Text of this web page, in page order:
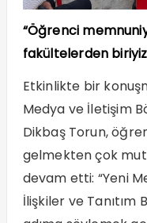
“Öğrenci
fakültelerden
Etkinlikte bir
Medya ve İletişim
Dikbaş Torun,
gelmekten çok
devam etti: “Yeni
İlişkiler ve Tanıtım